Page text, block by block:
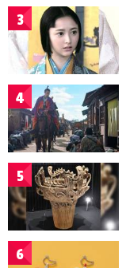
3
4
5
6